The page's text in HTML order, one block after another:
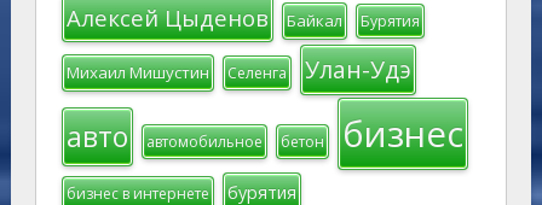
Алексей Цыденов Байкал Бурятия
Михаил Мишустин Селенга Улан-Удэ
авто автомобильное бетон бизнес
бизнес в интернете бурятия